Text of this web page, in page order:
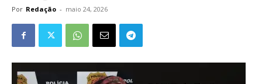
Por Redação - maio 24, 2026